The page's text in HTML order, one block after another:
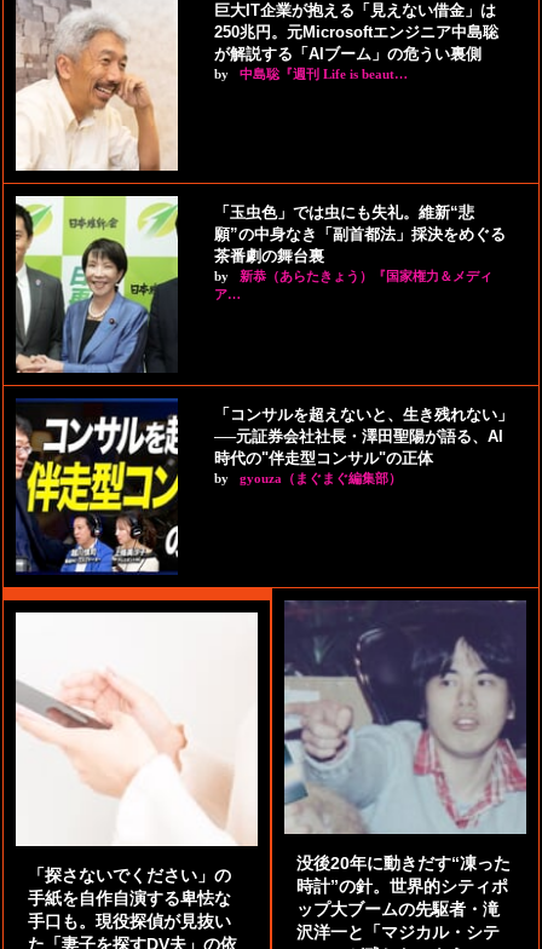
巨大IT企業が抱える「見えない借金」は
250兆円。元Microsoftエンジニア中島聡
が解説する「AIブーム」の危うい裏側
by 中島聡『週刊 Life is beaut…
「玉虫色」では虫にも失礼。維新“悲
願”の中身なき「副首都法」採決をめぐる
茶番劇の舞台裏
by
新恭（あらたきょう）『国家権力＆メディ
ア…
「コンサルを超えないと、生き残れない」
──元証券会社社長・澤田聖陽が語る、AI
時代の"伴走型コンサル"の正体
by gyouza（まぐまぐ編集部）
「探さないでください」の
手紙を自作自演する卑怯な
手口も。現役探偵が見抜い
た「妻子を探すDV夫」の依
没後20年に動きだす“凍った
時計”の針。世界的シティポ
ップ大ブームの先駆者・滝
沢洋一と「マジカル・シテ